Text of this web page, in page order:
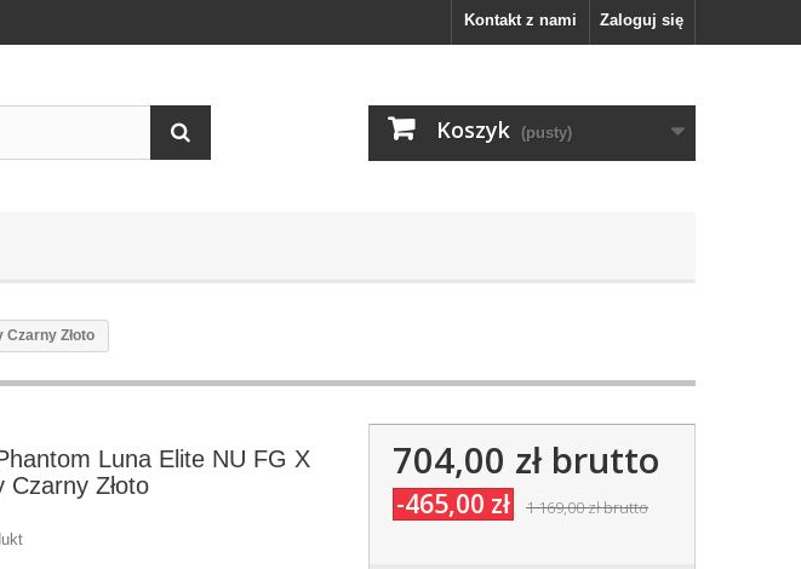
Zaloguj się
Kontakt z nami
Koszyk (pusty)
Czarny Złoto
Luna Elite NU FG X
Czarny Złoto
704,00 złbrutto
-465,00 zł 1 169,00 złbrutto